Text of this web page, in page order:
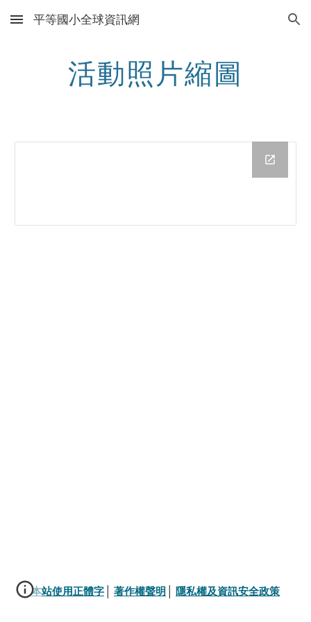
Skip to main content Skip to navigation
平等國小全球資訊網
活動照片縮圖
本站使用正體字 著作權聲明 隱私權及資訊安全政策